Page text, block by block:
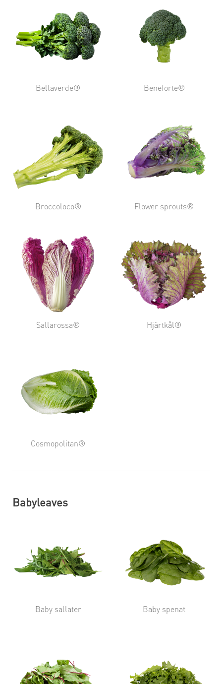
Bellaverde® Beneforte®
Broccoloco® Flower sprouts®
Sallarossa® Hjärtkål®
Cosmopolitan®
Babyleaves
Baby sallater Baby spenat